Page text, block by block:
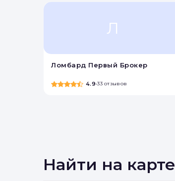
Л
Ломбард Первый Брокер
4.9•33 отзывов
Найти на карте